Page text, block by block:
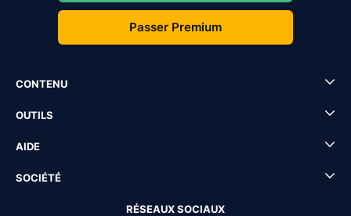
Passer Premium
CONTENU
OUTILS
AIDE
SOCIÉTÉ
RÉSEAUX SOCIAUX